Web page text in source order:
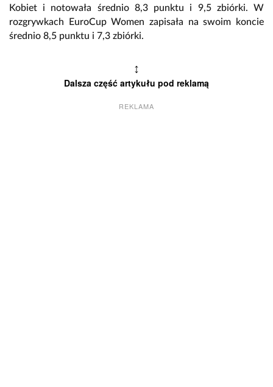
Kobiet i notowała średnio 8,3 punktu i 9,5 zbiórki. W
rozgrywkach EuroCup Women zapisała na swoim koncie
średnio 8,5 punktu i 7,3 zbiórki.
↕
Dalsza część artykułu pod reklamą
REKLAMA